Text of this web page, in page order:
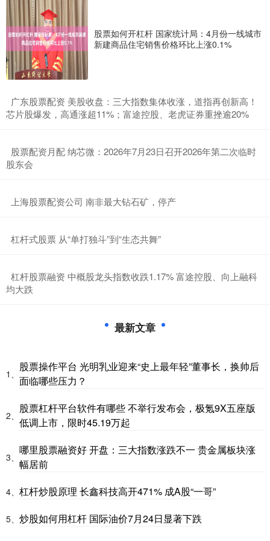
股票如何开杠杆 国家统计局：4月份一线城市
新建商品住宅销售价格环比上涨0.1%
​广东股票配资 美股收盘：三大指数集体收涨，道指再创新高！
芯片股爆发，高通涨超11%；富途控股、老虎证券重挫逾20%
​股票配资月配 纳芯微：2026年7月23日召开2026年第二次临时
股东会
​上海股票配资公司 南非最大钻石矿，停产
​杠杆式股票 从“单打独斗”到“生态共舞”
​杠杆股票融资 中概股龙头指数收跌1.17% 富途控股、向上融科
均大跌
最新文章
1、
股票操作平台 光明乳业迎来“史上最年轻”董事长，换帅后
面临哪些压力？
2、
股票杠杆平台软件有哪些 不举行发布会，极氪9X五座版
低调上市，限时45.19万起
3、
哪里股票融资好 开盘：三大指数涨跌不一 贵金属板块涨
幅居前
4、 杠杆炒股原理 长鑫科技高开471% 成A股“一哥”
5、 炒股如何用杠杆 国际油价7月24日显著下跌